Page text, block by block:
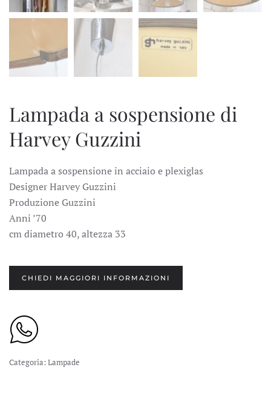
Lampada a sospensione di
Harvey Guzzini
Lampada a sospensione in acciaio e plexiglas
Designer Harvey Guzzini
Produzione Guzzini
Anni ’70
cm diametro 40, altezza 33
CHIEDI MAGGIORI INFORMAZIONI
Categoria: Lampade